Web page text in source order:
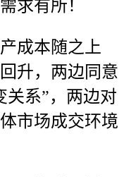
求有所！
成本随之上
升，两边同意
关系”，两边对
市场成交环境